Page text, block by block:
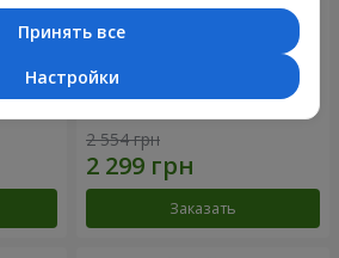
Букет "Мы и лето"
2 554 грн
Заказать
Принять все
Настройки